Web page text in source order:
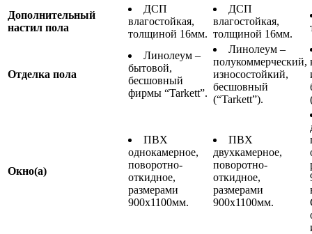
Дополнительный
настил пола
ДСП
влагостойкая,
толщиной 16мм.
ДСП
влагостойкая,
толщиной 16мм.
Отделка пола
Линолеум –
бытовой,
бесшовный
фирмы “Tarkett”.
Линолеум –
полукоммерческий,
износостойкий,
бесшовный
(“Tarkett”).
Окно(а)
ПВХ
однокамерное,
поворотно-
откидное,
размерами
900х1100мм.
ПВХ
двухкамерное,
поворотно-
откидное,
размерами
900х1100мм.